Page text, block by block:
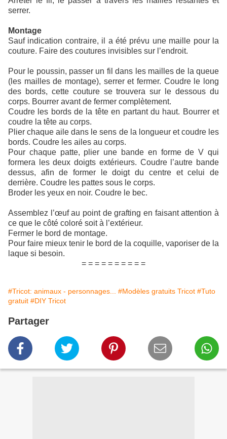
serrer.
Montage
Sauf indication contraire, il a été prévu une maille pour la
couture. Faire des coutures invisibles sur l’endroit.
Pour le poussin, passer un fil dans les mailles de la queue
(les mailles de montage), serrer et fermer. Coudre le long
des bords, cette couture se trouvera sur le dessous du
corps. Bourrer avant de fermer complètement.
Coudre les bords de la tête en partant du haut. Bourrer et
coudre la tête au corps.
Plier chaque aile dans le sens de la longueur et coudre les
bords. Coudre les ailes au corps.
Pour chaque patte, plier une bande en forme de V qui
formera les deux doigts extérieurs. Coudre l’autre bande
dessus, afin de former le doigt du centre et celui de
derrière. Coudre les pattes sous le corps.
Broder les yeux en noir. Coudre le bec.
Assemblez l’œuf au point de grafting en faisant attention à
ce que le côté coloré soit à l’extérieur.
Fermer le bord de montage.
Pour faire mieux tenir le bord de la coquille, vaporiser de la
laque si besoin.
= = = = = = = = = =
#Tricot: animaux - personnages... #Modèles gratuits Tricot #Tuto
gratuit #DIY Tricot
Partager